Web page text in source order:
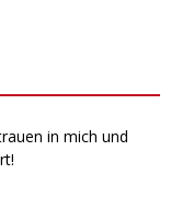
in mich und